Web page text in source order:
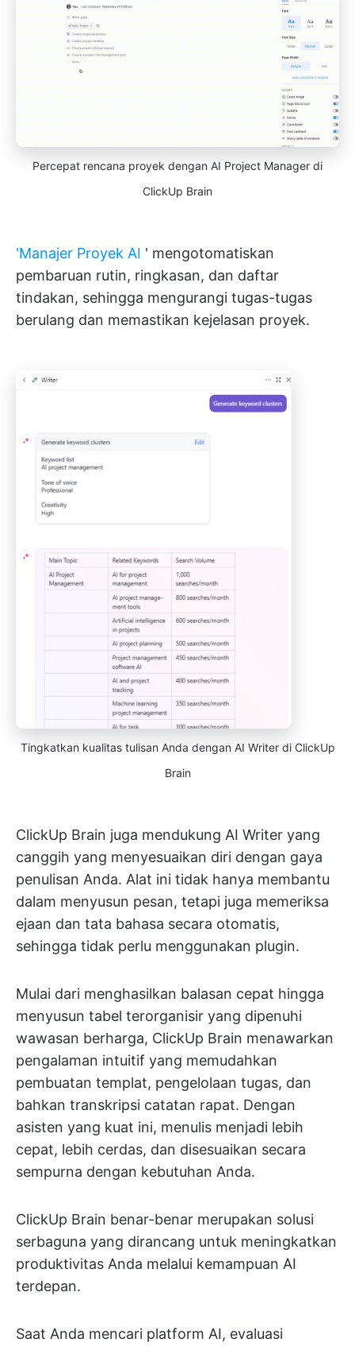
Percepat rencana proyek dengan AI Project Manager di
ClickUp Brain
'Manajer Proyek AI ' mengotomatiskan
pembaruan rutin, ringkasan, dan daftar
tindakan, sehingga mengurangi tugas-tugas
berulang dan memastikan kejelasan proyek.
Tingkatkan kualitas tulisan Anda dengan AI Writer di ClickUp
Brain
ClickUp Brain juga mendukung AI Writer yang
canggih yang menyesuaikan diri dengan gaya
penulisan Anda. Alat ini tidak hanya membantu
dalam menyusun pesan, tetapi juga memeriksa
ejaan dan tata bahasa secara otomatis,
sehingga tidak perlu menggunakan plugin.
Mulai dari menghasilkan balasan cepat hingga
menyusun tabel terorganisir yang dipenuhi
wawasan berharga, ClickUp Brain menawarkan
pengalaman intuitif yang memudahkan
pembuatan templat, pengelolaan tugas, dan
bahkan transkripsi catatan rapat. Dengan
asisten yang kuat ini, menulis menjadi lebih
cepat, lebih cerdas, dan disesuaikan secara
sempurna dengan kebutuhan Anda.
ClickUp Brain benar-benar merupakan solusi
serbaguna yang dirancang untuk meningkatkan
produktivitas Anda melalui kemampuan AI
terdepan.
Saat Anda mencari platform AI, evaluasi